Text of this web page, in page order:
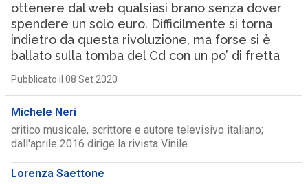
ottenere dal web qualsiasi brano senza dover
spendere un solo euro. Difficilmente si torna
indietro da questa rivoluzione, ma forse si è
ballato sulla tomba del Cd con un po’ di fretta
Pubblicato il 08 Set 2020
Michele Neri
critico musicale, scrittore e autore televisivo italiano;
dall'aprile 2016 dirige la rivista Vinile
Lorenza Saettone